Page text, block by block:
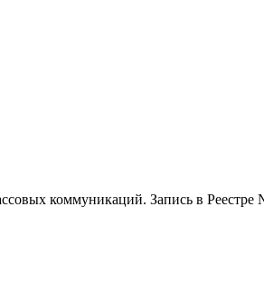
коммуникаций. Запись в